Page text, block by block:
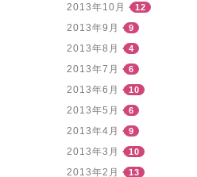
2013年10月 12
2013年9月 9
2013年8月 4
2013年7月 6
2013年6月 10
2013年5月 6
2013年4月 9
2013年3月 10
2013年2月 13